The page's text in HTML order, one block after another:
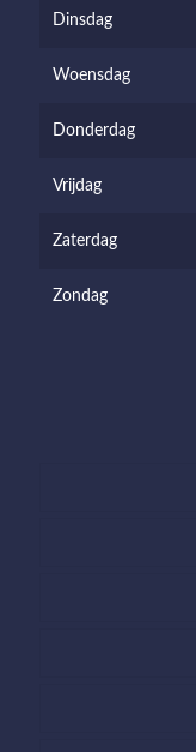
Dinsdag
Woensdag
Donderdag
Vrijdag
Zaterdag
Zondag